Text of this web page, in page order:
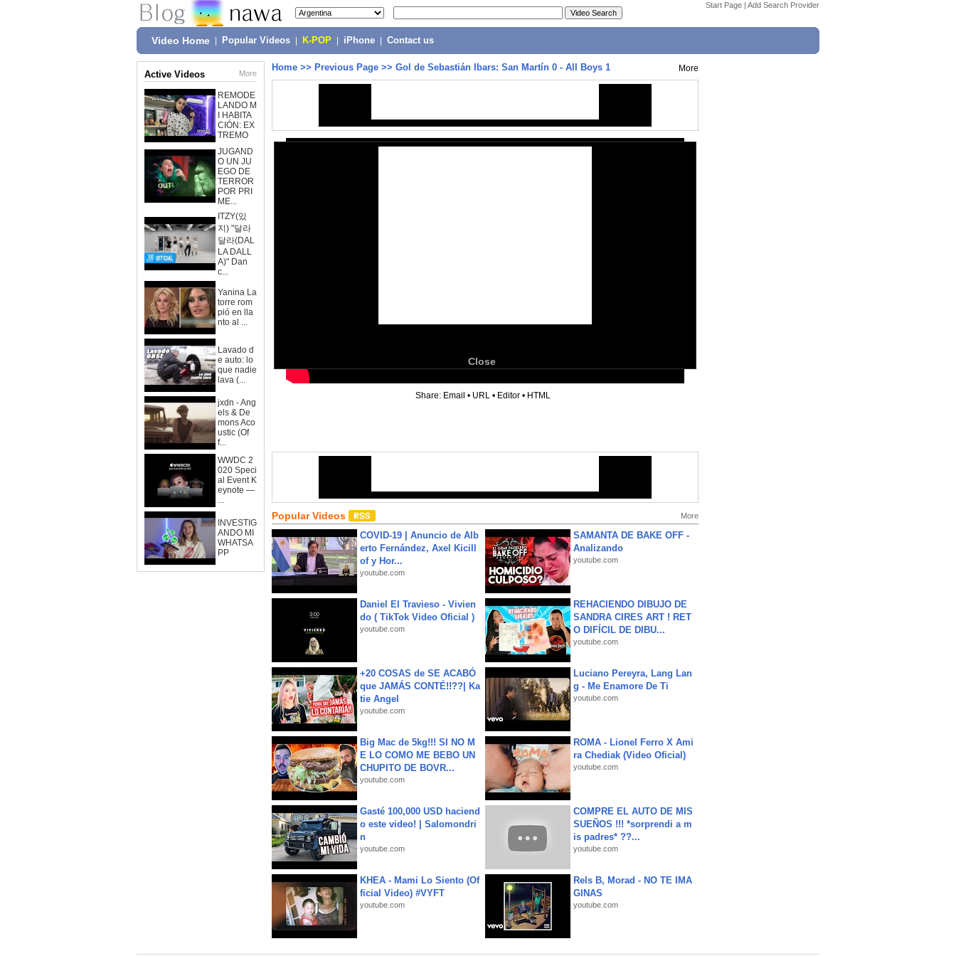
Start Page | Add Search Provider
Video Home Popular Videos K-POP iPhone Contact us
Active Videos More
REMODE
LANDO M
I HABITA
CIÓN: EX
TREMO
JUGAND
O UN JU
EGO DE
TERROR
POR PRI
ME...
ITZY(있
지) "달라
달라(DAL
LA DALL
A)" Dan
c...
Yanina La
torre rom
pió en lla
nto al ...
Lavado d
e auto: lo
que nadie
lava (...
jxdn - Ang
els & De
mons Aco
ustic (Of
f...
WWDC 2
020 Speci
al Event K
eynote —
...
INVESTIG
ANDO MI
WHATSA
PP
Home >> Previous Page >> Gol de Sebastián Ibars: San Martín 0 - All Boys 1 More
Close
Share: Email • URL • Editor • HTML
Popular Videos More
COVID-19 | Anuncio de Alb
erto Fernández, Axel Kicill
of y Hor...
youtube.com
SAMANTA DE BAKE OFF -
Analizando
youtube.com
Daniel El Travieso - Vivien
do ( TikTok Video Oficial )
youtube.com
REHACIENDO DIBUJO DE
SANDRA CIRES ART ! RET
O DIFÍCIL DE DIBU...
youtube.com
+20 COSAS de SE ACABÓ
que JAMÁS CONTÉ!!??| Ka
tie Angel
youtube.com
Luciano Pereyra, Lang Lan
g - Me Enamore De Ti
youtube.com
Big Mac de 5kg!!! SI NO M
E LO COMO ME BEBO UN
CHUPITO DE BOVR...
youtube.com
ROMA - Lionel Ferro X Ami
ra Chediak (Video Oficial)
youtube.com
Gasté 100,000 USD haciend
o este video! | Salomondri
n
youtube.com
COMPRE EL AUTO DE MIS
SUEÑOS !!! *sorprendi a m
is padres* ??...
youtube.com
KHEA - Mami Lo Siento (Of
ficial Video) #VYFT
youtube.com
Rels B, Morad - NO TE IMA
GINAS
youtube.com